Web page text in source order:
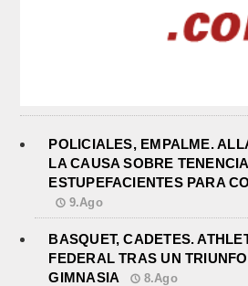
POLICIALES, EMPALME.
LA CAUSA SOBRE
ESTUPEFACIENTES PARA
9.Ago
BASQUET, CADETES.
FEDERAL TRAS UN
GIMNASIA
8.Ago